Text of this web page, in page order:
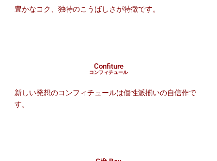
豊かなコク、独特のこうばしさが特徴です。
Confiture
コンフィチュール
新しい発想のコンフィチュールは個性派揃いの自信作で
す。